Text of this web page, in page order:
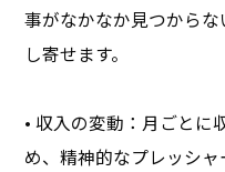
事がなかなか見つから
し寄せます。
• 収入の変動：月ごとに
め、精神的なプレッシャ